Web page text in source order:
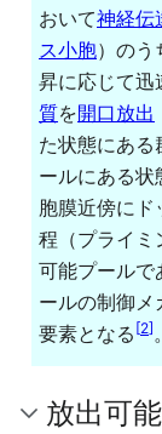
おいて神経伝
ス小胞）のう
昇に応じて迅
質を開口放出
た状態にある
ールにある状
胞膜近傍にド
程（プライミ
可能プールで
ールの制御メ
要素となる [2]。
放出可